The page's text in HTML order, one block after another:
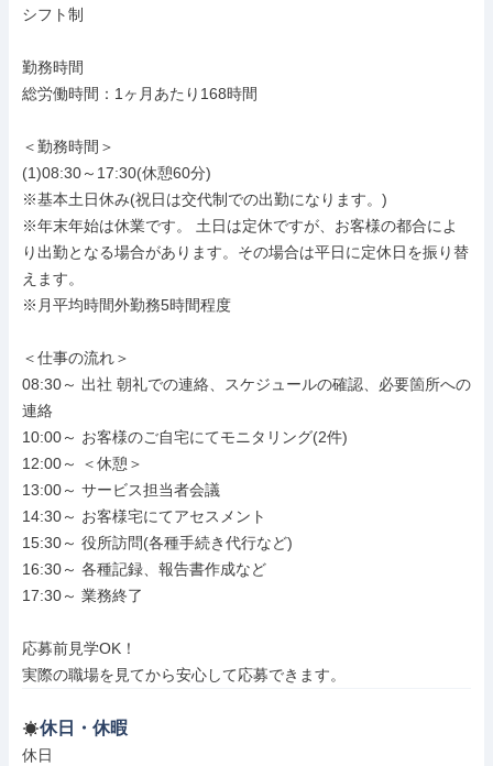
シフト制
勤務時間
総労働時間：1ヶ月あたり168時間
＜勤務時間＞
(1)08:30～17:30(休憩60分)
※基本土日休み(祝日は交代制での出勤になります。)
※年末年始は休業です。 土日は定休ですが、お客様の都合によ
り出勤となる場合があります。その場合は平日に定休日を振り替
えます。
※月平均時間外勤務5時間程度
＜仕事の流れ＞
08:30～ 出社 朝礼での連絡、スケジュールの確認、必要箇所への
連絡
10:00～ お客様のご自宅にてモニタリング(2件)
12:00～ ＜休憩＞
13:00～ サービス担当者会議
14:30～ お客様宅にてアセスメント
15:30～ 役所訪問(各種手続き代行など)
16:30～ 各種記録、報告書作成など
17:30～ 業務終了
応募前見学OK！
実際の職場を見てから安心して応募できます。
休日・休暇
休日